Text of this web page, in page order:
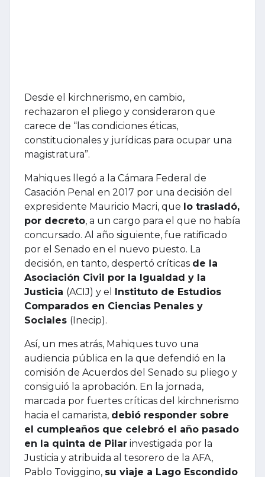
Desde el kirchnerismo, en cambio,
rechazaron el pliego y consideraron que
carece de “las condiciones éticas,
constitucionales y jurídicas para ocupar una
magistratura”.
Mahiques llegó a la Cámara Federal de
Casación Penal en 2017 por una decisión del
expresidente Mauricio Macri, que lo trasladó,
por decreto, a un cargo para el que no había
concursado. Al año siguiente, fue ratificado
por el Senado en el nuevo puesto. La
decisión, en tanto, despertó críticas de la
Asociación Civil por la Igualdad y la
Justicia (ACIJ) y el
Instituto de Estudios
Comparados en Ciencias Penales y
Sociales (Inecip).
Así, un mes atrás, Mahiques tuvo una
audiencia pública en la que defendió en la
comisión de Acuerdos del Senado su pliego y
consiguió la aprobación. En la jornada,
marcada por fuertes críticas del kirchnerismo
hacia el camarista, debió responder sobre
el cumpleaños que celebró el año pasado
en la quinta de Pilar investigada por la
Justicia y atribuida al tesorero de la AFA,
Pablo Toviggino, su viaje a Lago Escondido